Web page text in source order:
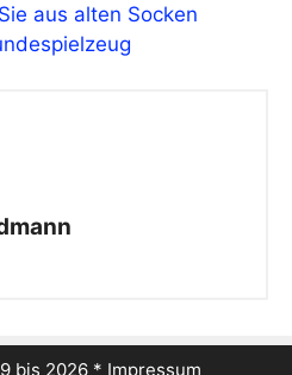
aus alten Socken
bis 2026 * Impressum